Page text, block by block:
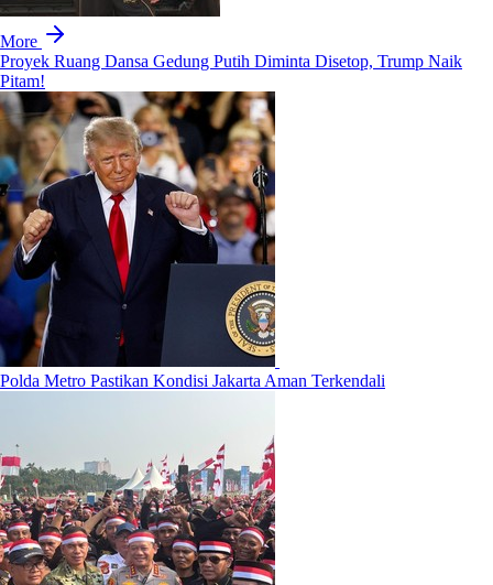
More
Proyek Ruang Dansa Gedung Putih Diminta Disetop, Trump Naik
Pitam!
Polda Metro Pastikan Kondisi Jakarta Aman Terkendali